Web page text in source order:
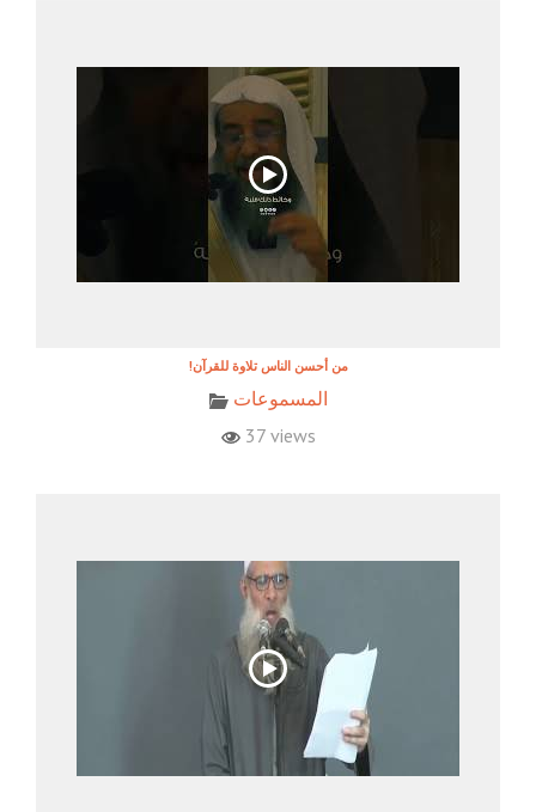
!من أحسن الناس تلاوة للقرآن
المسموعات
37 views